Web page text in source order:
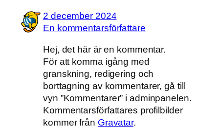
2 december 2024
En kommentarsförfattare
Hej, det här är en kommentar.
För att komma igång med
granskning, redigering och
borttagning av kommentarer, gå till
vyn ”Kommentarer” i adminpanelen.
Kommentarsförfattares profilbilder
kommer från Gravatar.